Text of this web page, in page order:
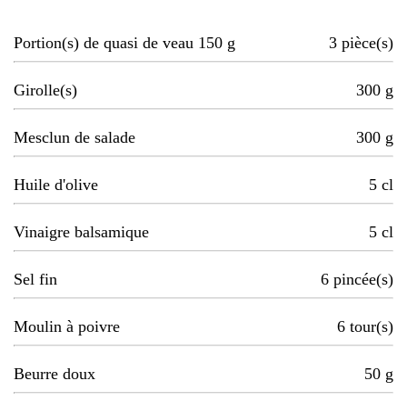
Portion(s) de quasi de veau 150 g 3 pièce(s)
Girolle(s) 300 g
Mesclun de salade 300 g
Huile d'olive 5 cl
Vinaigre balsamique 5 cl
Sel fin 6 pincée(s)
Moulin à poivre 6 tour(s)
Beurre doux 50 g